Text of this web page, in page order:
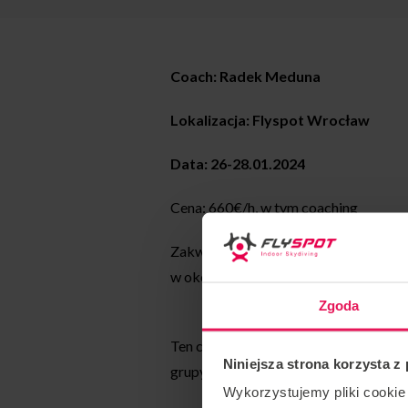
Zgoda
Niniejsza strona korzysta z
Wykorzystujemy pliki
Coach: Radek Meduna
Lokalizacja: Flyspot Wrocław
Data: 26-28.01.2024
Cena: 660€/h, w tym coaching
Zakwaterowanie: Możliwość
w okolicy.
Ten camp skupia się na Twoim
grupy przyjaciół
Nie wierzę, że ich